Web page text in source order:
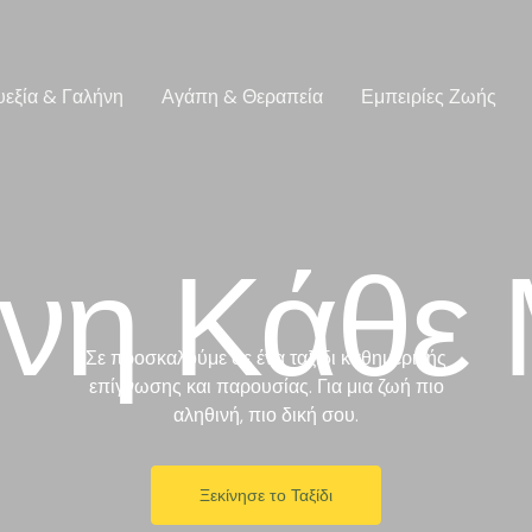
& Γαλήνη Αγάπη & Θεραπεία Εμπειρίες Ζωής
Σε προσκαλούμε σε ένα ταξίδι καθημερινής
επίγνωσης και παρουσίας. Για μια ζωή πιο
αληθινή, πιο δική σου.
Ξεκίνησε το Ταξίδι